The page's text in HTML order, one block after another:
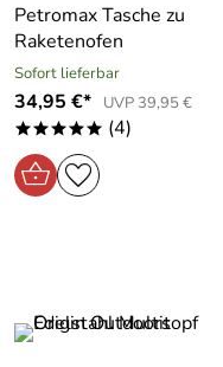
Petromax Tasche zu
Raketenofen
Sofort lieferbar
34,95 €* UVP 39,95 €
***** (4)